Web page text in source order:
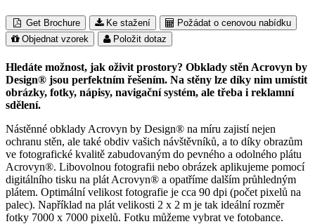
Get Brochure Ke stažení
Požádat o cenovou nabídku
Objednat vzorek
Položit dotaz
Hledáte možnost, jak oživit prostory? Obklady stěn Acrovyn by
Design® jsou perfektním řešením. Na stěny lze díky nim umístit
obrázky, fotky, nápisy, navigační systém, ale třeba i reklamní
sdělení.
Nástěnné obklady Acrovyn by Design® na míru zajistí nejen
ochranu stěn, ale také obdiv vašich návštěvníků, a to díky obrazům
ve fotografické kvalitě zabudovaným do pevného a odolného plátu
Acrovyn®. Libovolnou fotografii nebo obrázek aplikujeme pomocí
digitálního tisku na plát Acrovyn® a opatříme dalším průhledným
plátem. Optimální velikost fotografie je cca 90 dpi (počet pixelů na
palec). Například na plát velikosti 2 x 2 m je tak ideální rozměr
fotky 7000 x 7000 pixelů. Fotku můžeme vybrat ve fotobance.